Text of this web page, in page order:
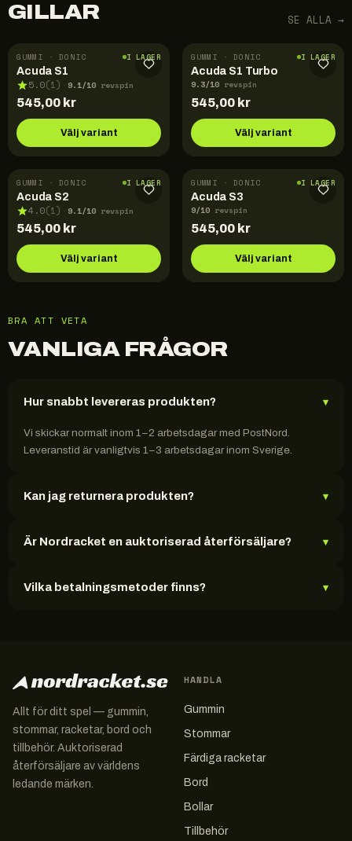
GILLAR
SE ALLA →
GUMMI · DONIC I LAGER
Acuda S1
5.0(1) · 9.1/10 revspin
545,00 kr
Välj variant
GUMMI · DONIC I LAGER
Acuda S1 Turbo
9.3/10 revspin
545,00 kr
Välj variant
GUMMI · DONIC I LAGER
Acuda S2
4.0(1) · 9.1/10 revspin
545,00 kr
Välj variant
GUMMI · DONIC I LAGER
Acuda S3
9/10 revspin
545,00 kr
Välj variant
BRA ATT VETA
VANLIGA FRÅGOR
Hur snabbt levereras produkten? ▾
Vi skickar normalt inom 1–2 arbetsdagar med PostNord.
Leveranstid är vanligtvis 1–3 arbetsdagar inom Sverige.
Kan jag returnera produkten? ▾
Är Nordracket en auktoriserad återförsäljare? ▾
Vilka betalningsmetoder finns? ▾
Allt för ditt spel — gummin,
stommar, racketar, bord och
tillbehör. Auktoriserad
återförsäljare av världens
ledande märken.
HANDLA
Gummin
Stommar
Färdiga racketar
Bord
Bollar
Tillbehör